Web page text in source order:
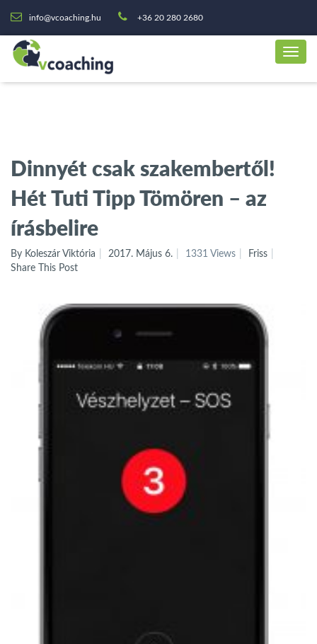
info@vcoaching.hu +36 20 280 2680
Dinnyét csak szakembertől!
Hét Tuti Tipp Tömören – az
írásbelire
By Koleszár Viktória 2017. Május 6. 1331 Views
Friss
Share This Post